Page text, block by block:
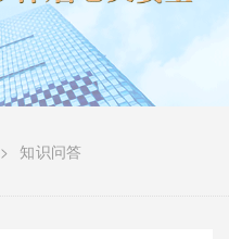
> 知识问答